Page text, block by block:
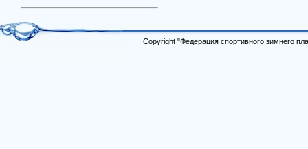
Copyright "Федерация спортивного зимнего